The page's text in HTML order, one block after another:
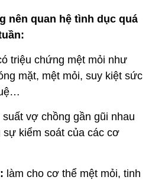
nhà trực tiếp nghiên
“Chúng tôi muốn chứng
số lần "yêu". Chính sự sẻ
cuộc sống mới thực sự
bền"
ra, nhiều cặp vợ chồng
trên. Họ cho rằng việc dành
chuyện giường chiếu sẽ
đủ sức khỏe, tinh thần